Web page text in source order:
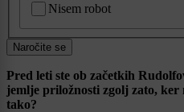
Nisem robot
Naročite se
Pred leti ste ob začetkih
jemlje priložnosti zgolj zato,
tako?